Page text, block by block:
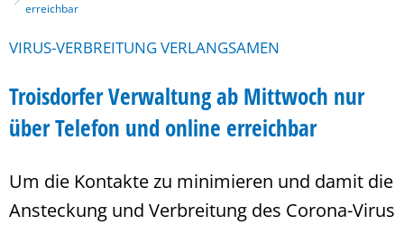
erreichbar
VIRUS-VERBREITUNG VERLANGSAMEN
Troisdorfer Verwaltung ab Mittwoch nur
über Telefon und online erreichbar
Um die Kontakte zu minimieren und damit die
Ansteckung und Verbreitung des Corona-Virus